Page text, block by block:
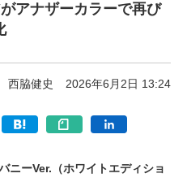
アナザーカラーで再び
西脇健史 2026年6月2日 13:24
ニーVer.（ホワイトエディショ